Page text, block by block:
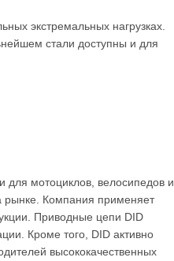
экстремальных нагрузках.
стали доступны и для
для мотоциклов, велосипедов и
рынке. Компания применяет
Приводные цепи DID
Кроме того, DID активно
высококачественных